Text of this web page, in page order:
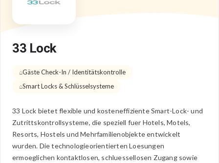
33 Lock
Gäste Check-In / Identitätskontrolle
Smart Locks & Schlüsselsysteme
33 Lock bietet flexible und kosteneffiziente Smart-Lock- und
Zutrittskontrollsysteme, die speziell fuer Hotels, Motels,
Resorts, Hostels und Mehrfamilienobjekte entwickelt
wurden. Die technologieorientierten Loesungen
ermoeglichen kontaktlosen, schluessellosen Zugang sowie